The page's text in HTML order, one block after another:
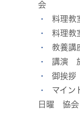
会
料理
料理
教養講
講演
御挨拶
マイ
日曜 協会